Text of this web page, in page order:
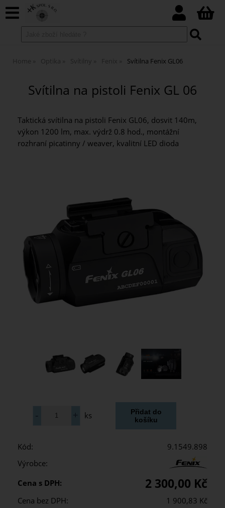
Home Optika Svítilny Fenix Svítilna Fenix GL06
Svítilna na pistoli Fenix GL 06
Taktická svítilna na pistoli Fenix GL06, dosvit 140m,
výkon 1200 lm, max. výdrž 0.8 hod., montážní
rozhraní picatinny / weaver, kvalitní LED dioda
ks
Kód:
9.1549.898
Výrobce:
Cena s DPH:
2 300,00 Kč
Cena bez DPH:
1 900,83 Kč